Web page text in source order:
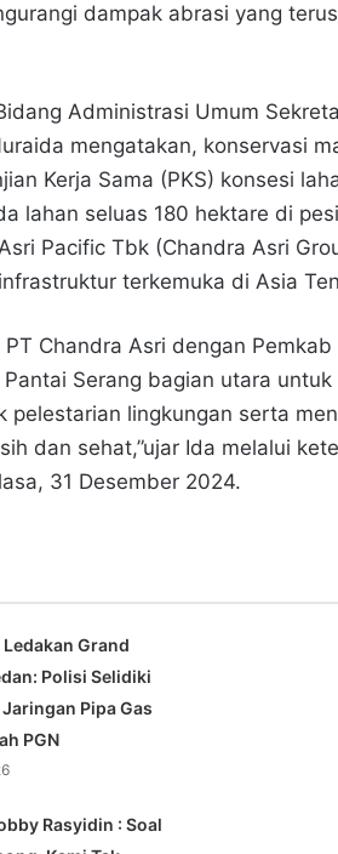
dampak abrasi yang
Administrasi Umum
mengatakan, konservasi
Kerja Sama (PKS) konsesi
lahan seluas 180 hektare di
Pacific Tbk (Chandra Asri
terkemuka di Asia
PT Chandra Asri dengan
Serang bagian utara
pelestarian lingkungan serta
dan sehat,”ujar Ida melalui
31 Desember 2024.
Grand
Polisi Selidiki
Pipa Gas
PGN
Rasyidin : Soal